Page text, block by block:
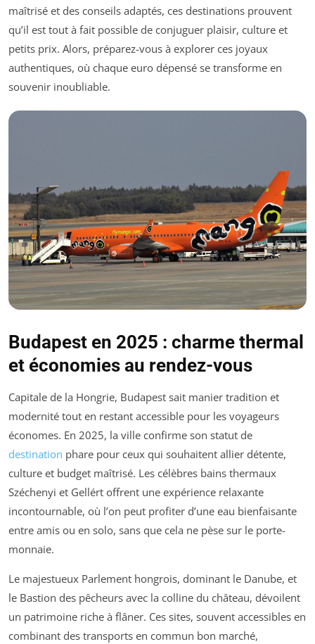
maîtrisé et des conseils adaptés, ces destinations prouvent
qu’il est tout à fait possible de conjuguer plaisir, culture et
petits prix. Alors, préparez-vous à explorer ces joyaux
authentiques, où chaque euro dépensé se transforme en
souvenir inoubliable.
Budapest en 2025 : charme thermal
et économies au rendez-vous
Capitale de la Hongrie, Budapest sait manier tradition et
modernité tout en restant accessible pour les voyageurs
économes. En 2025, la ville confirme son statut de
destination phare pour ceux qui souhaitent allier détente,
culture et budget maîtrisé. Les célèbres bains thermaux
Széchenyi et Gellért offrent une expérience relaxante
incontournable, où l’on peut profiter d’une eau bienfaisante
entre amis ou en solo, sans que cela ne pèse sur le porte-
monnaie.
Le majestueux Parlement hongrois, dominant le Danube, et
le Bastion des pêcheurs avec la colline du château, dévoilent
un patrimoine riche à flâner. Ces sites, souvent accessibles en
combinant des transports en commun bon marché,